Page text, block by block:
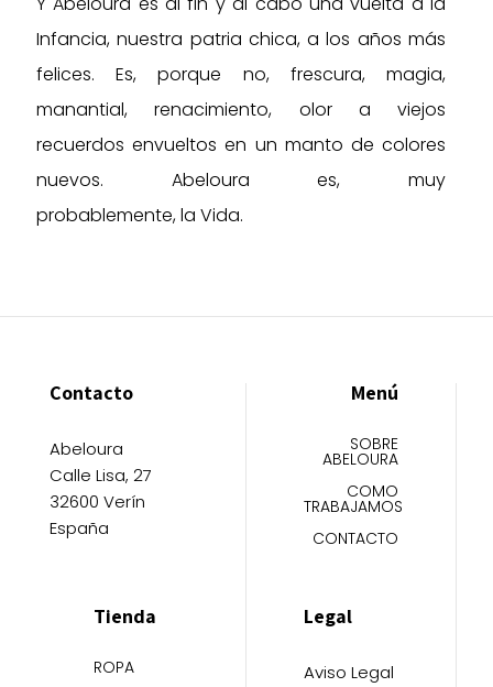
Infancia, nuestra patria chica, a los años más
felices. Es, porque no, frescura, magia,
manantial, renacimiento, olor a viejos
recuerdos envueltos en un manto de colores
nuevos. Abeloura es, muy
probablemente, la Vida.
Contacto
Abeloura
Calle Lisa, 27
32600 Verín
España
Menú
SOBRE
ABELOURA
COMO
TRABAJAMOS
CONTACTO
Tienda
ROPA
Legal
Aviso Legal